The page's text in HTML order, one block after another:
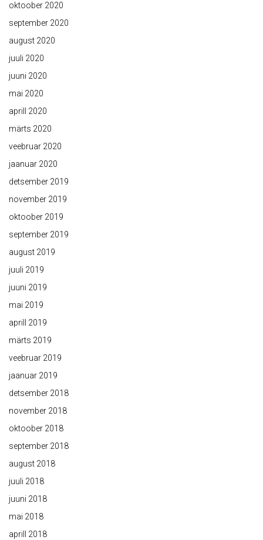
oktoober 2020
september 2020
august 2020
juuli 2020
juuni 2020
mai 2020
aprill 2020
märts 2020
veebruar 2020
jaanuar 2020
detsember 2019
november 2019
oktoober 2019
september 2019
august 2019
juuli 2019
juuni 2019
mai 2019
aprill 2019
märts 2019
veebruar 2019
jaanuar 2019
detsember 2018
november 2018
oktoober 2018
september 2018
august 2018
juuli 2018
juuni 2018
mai 2018
aprill 2018